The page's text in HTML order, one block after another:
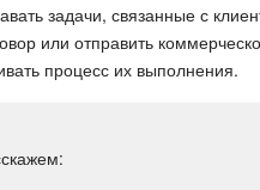
задачи, связанные с
или отправить
процесс их выполнения.